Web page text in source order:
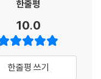
한줄평
10.0
한줄평 쓰기